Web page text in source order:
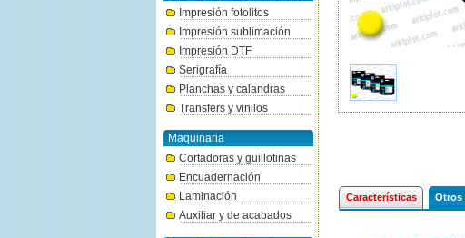
Impresión fotolitos
Impresión sublimación
Impresión DTF
Serigrafía
Planchas y calandras
Transfers y vinilos
Maquinaria
Cortadoras y guillotinas
Encuadernación
Laminación
Auxiliar y de acabados
Características Otros